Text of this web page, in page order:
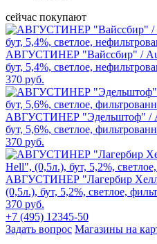
сейчас покупают
АВГУСТИНЕР "Вайссбир" /
бут, 5,4%, светлое,
370 руб.
АВГУСТИНЕР "Эдельштоф" /
бут, 5,6%, светлое,
370 руб.
АВГУСТИНЕР "Лагербир
(0,5л.), бут, 5,2%, светлое,
370 руб.
+7 (495) 12345-50
Задать вопрос Магазины на